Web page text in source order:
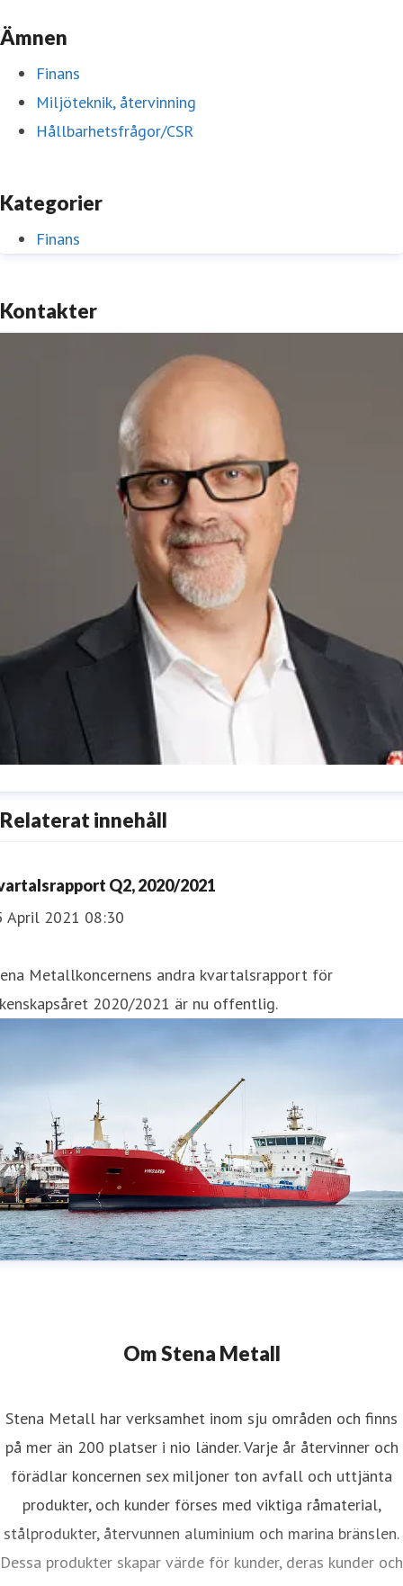
Ämnen
Finans
Miljöteknik, återvinning
Hållbarhetsfrågor/CSR
Kategorier
Finans
Kontakter
Waltersson
Relaterat innehåll
Q2, 2020/2021
April 2021 08:30
Metallkoncernens andra kvartalsrapport för
2020/2021 är nu offentlig.
Om Stena Metall
Stena Metall har verksamhet inom sju områden och finns
på mer än 200 platser i nio länder. Varje år återvinner och
förädlar koncernen sex miljoner ton avfall och uttjänta
produkter, och kunder förses med viktiga råmaterial,
stålprodukter, återvunnen aluminium och marina bränslen.
Dessa produkter skapar värde för kunder, deras kunder och